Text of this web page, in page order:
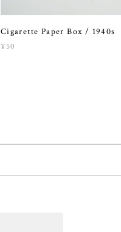
Cigarette Paper Box / 1940s
¥50